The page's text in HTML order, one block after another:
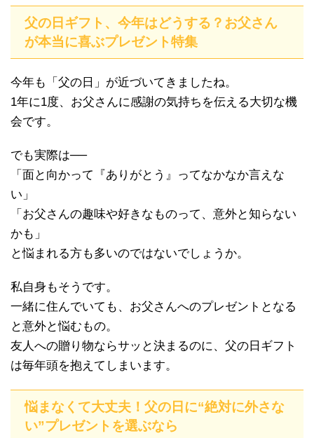
父の日ギフト、今年はどうする？お父さん
が本当に喜ぶプレゼント特集
今年も「父の日」が近づいてきましたね。
1年に1度、お父さんに感謝の気持ちを伝える大切な機
会です。
でも実際は──
「面と向かって『ありがとう』ってなかなか言えな
い」
「お父さんの趣味や好きなものって、意外と知らない
かも」
と悩まれる方も多いのではないでしょうか。
私自身もそうです。
一緒に住んでいても、お父さんへのプレゼントとなる
と意外と悩むもの。
友人への贈り物ならサッと決まるのに、父の日ギフト
は毎年頭を抱えてしまいます。
悩まなくて大丈夫！父の日に“絶対に外さな
い”プレゼントを選ぶなら